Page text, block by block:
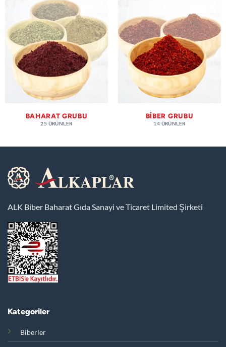
BAHARAT GRUBU
25 ÜRÜNLER
BIBER GRUBU
14 ÜRÜNLER
ALK Biber Baharat Gıda Sanayi ve Ticaret Limited Şirketi
Kategoriler
Biberler